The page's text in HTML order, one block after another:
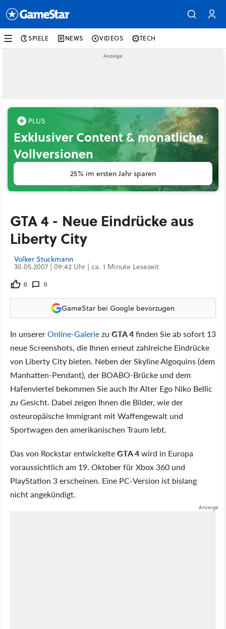
SPIELE NEWS VIDEOS TECH
Exklusiver Content & monatliche
Vollversionen
25% im ersten Jahr sparen
GTA 4 - Neue Eindrücke aus
Liberty City
Volker Stuckmann
30.05.2007 | 09:42 Uhr | ca. 1 Minute Lesezeit
0 0
GameStar bei Google bevorzugen
In unsererOnline-Galeriezu GTA 4finden Sie ab sofort 13
neue Screenshots, die Ihnen erneut zahlreiche Eindrücke
von Liberty City bieten. Neben der Skyline Algoquins (dem
Manhatten-Pendant), der BOABO-Brücke und dem
Hafenviertel bekommen Sie auch Ihr Alter Ego Niko Bellic
zu Gesicht. Dabei zeigen Ihnen die Bilder, wie der
osteuropäische Immigrant mit Waffengewalt und
Sportwagen den amerikanischen Traum lebt.
Das von Rockstar entwickelteGTA 4wird in Europa
voraussichtlich am 19. Oktober für Xbox 360 und
PlayStation 3 erscheinen. Eine PC-Version ist bislang
nicht angekündigt.